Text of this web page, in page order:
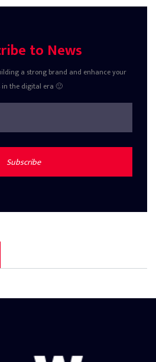
to News
a strong brand and enhance your
in the digital era 🙂
Subscribe